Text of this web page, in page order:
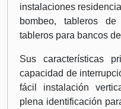
instalaciones
bombeo, tableros
tableros para bancos
Sus características
capacidad de
fácil instalación
plena identificación